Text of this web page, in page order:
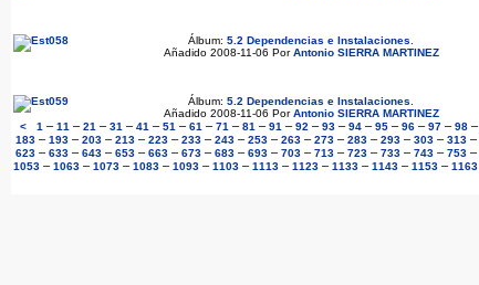
Álbum: 5.2 Dependencias e Instalaciones
Añadido 2008-11-06 PorAntonio SIERRA MARTINEZ
Álbum: 5.2 Dependencias e Instalaciones
Añadido 2008-11-06 PorAntonio SIERRA MARTINEZ
<
1 – 11 – 21 – 31 – 41 – 51 – 61 – 71 – 81 – 91 – 92 – 93 – 94 – 95 – 96 – 97 – 98 –
183– 193– 203– 213– 223– 233– 243– 253– 263– 273– 283– 293– 303– 313–
623– 633– 643– 653– 663– 673– 683– 693– 703– 713– 723– 733– 743– 753–
1053 – 1063 – 1073 – 1083 – 1093 – 1103 – 1113 – 1123 – 1133 – 1143 – 1153 – 1163